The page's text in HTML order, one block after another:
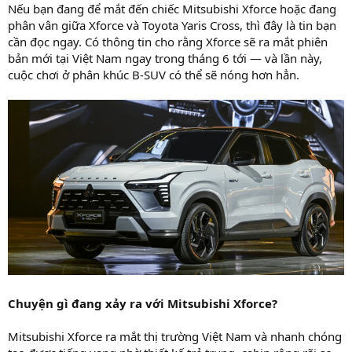
Nếu bạn đang để mắt đến chiếc Mitsubishi Xforce hoặc đang
phân vân giữa Xforce và Toyota Yaris Cross, thì đây là tin bạn
cần đọc ngay. Có thông tin cho rằng Xforce sẽ ra mắt phiên
bản mới tại Việt Nam ngay trong tháng 6 tới — và lần này,
cuộc chơi ở phân khúc B-SUV có thể sẽ nóng hơn hẳn.
Chuyện gì đang xảy ra với Mitsubishi Xforce?
Mitsubishi Xforce ra mắt thị trường Việt Nam và nhanh chóng